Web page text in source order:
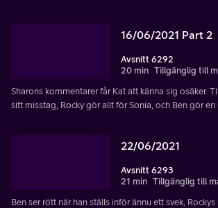
16/06/2021 Part 2
Avsnitt 6292
20 min Tillgänglig till
Sharons kommentarer får Kat att känna sig osäker.
sitt misstag, Rocky gör allt för Sonia, och Ben gör en
22/06/2021
Avsnitt 6293
21 min Tillgänglig till
Ben ser rött när han ställs inför ännu ett svek,